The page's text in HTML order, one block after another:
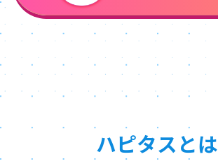
ハピタスとは